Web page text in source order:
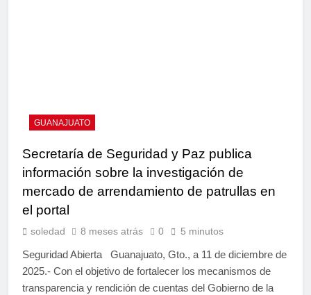
GUANAJUATO
Secretaría de Seguridad y Paz publica
información sobre la investigación de
mercado de arrendamiento de patrullas en
el portal
soledad 8 meses atrás 0 5 minutos
Seguridad Abierta Guanajuato, Gto., a 11 de diciembre de
2025.- Con el objetivo de fortalecer los mecanismos de
transparencia y rendición de cuentas del Gobierno de la